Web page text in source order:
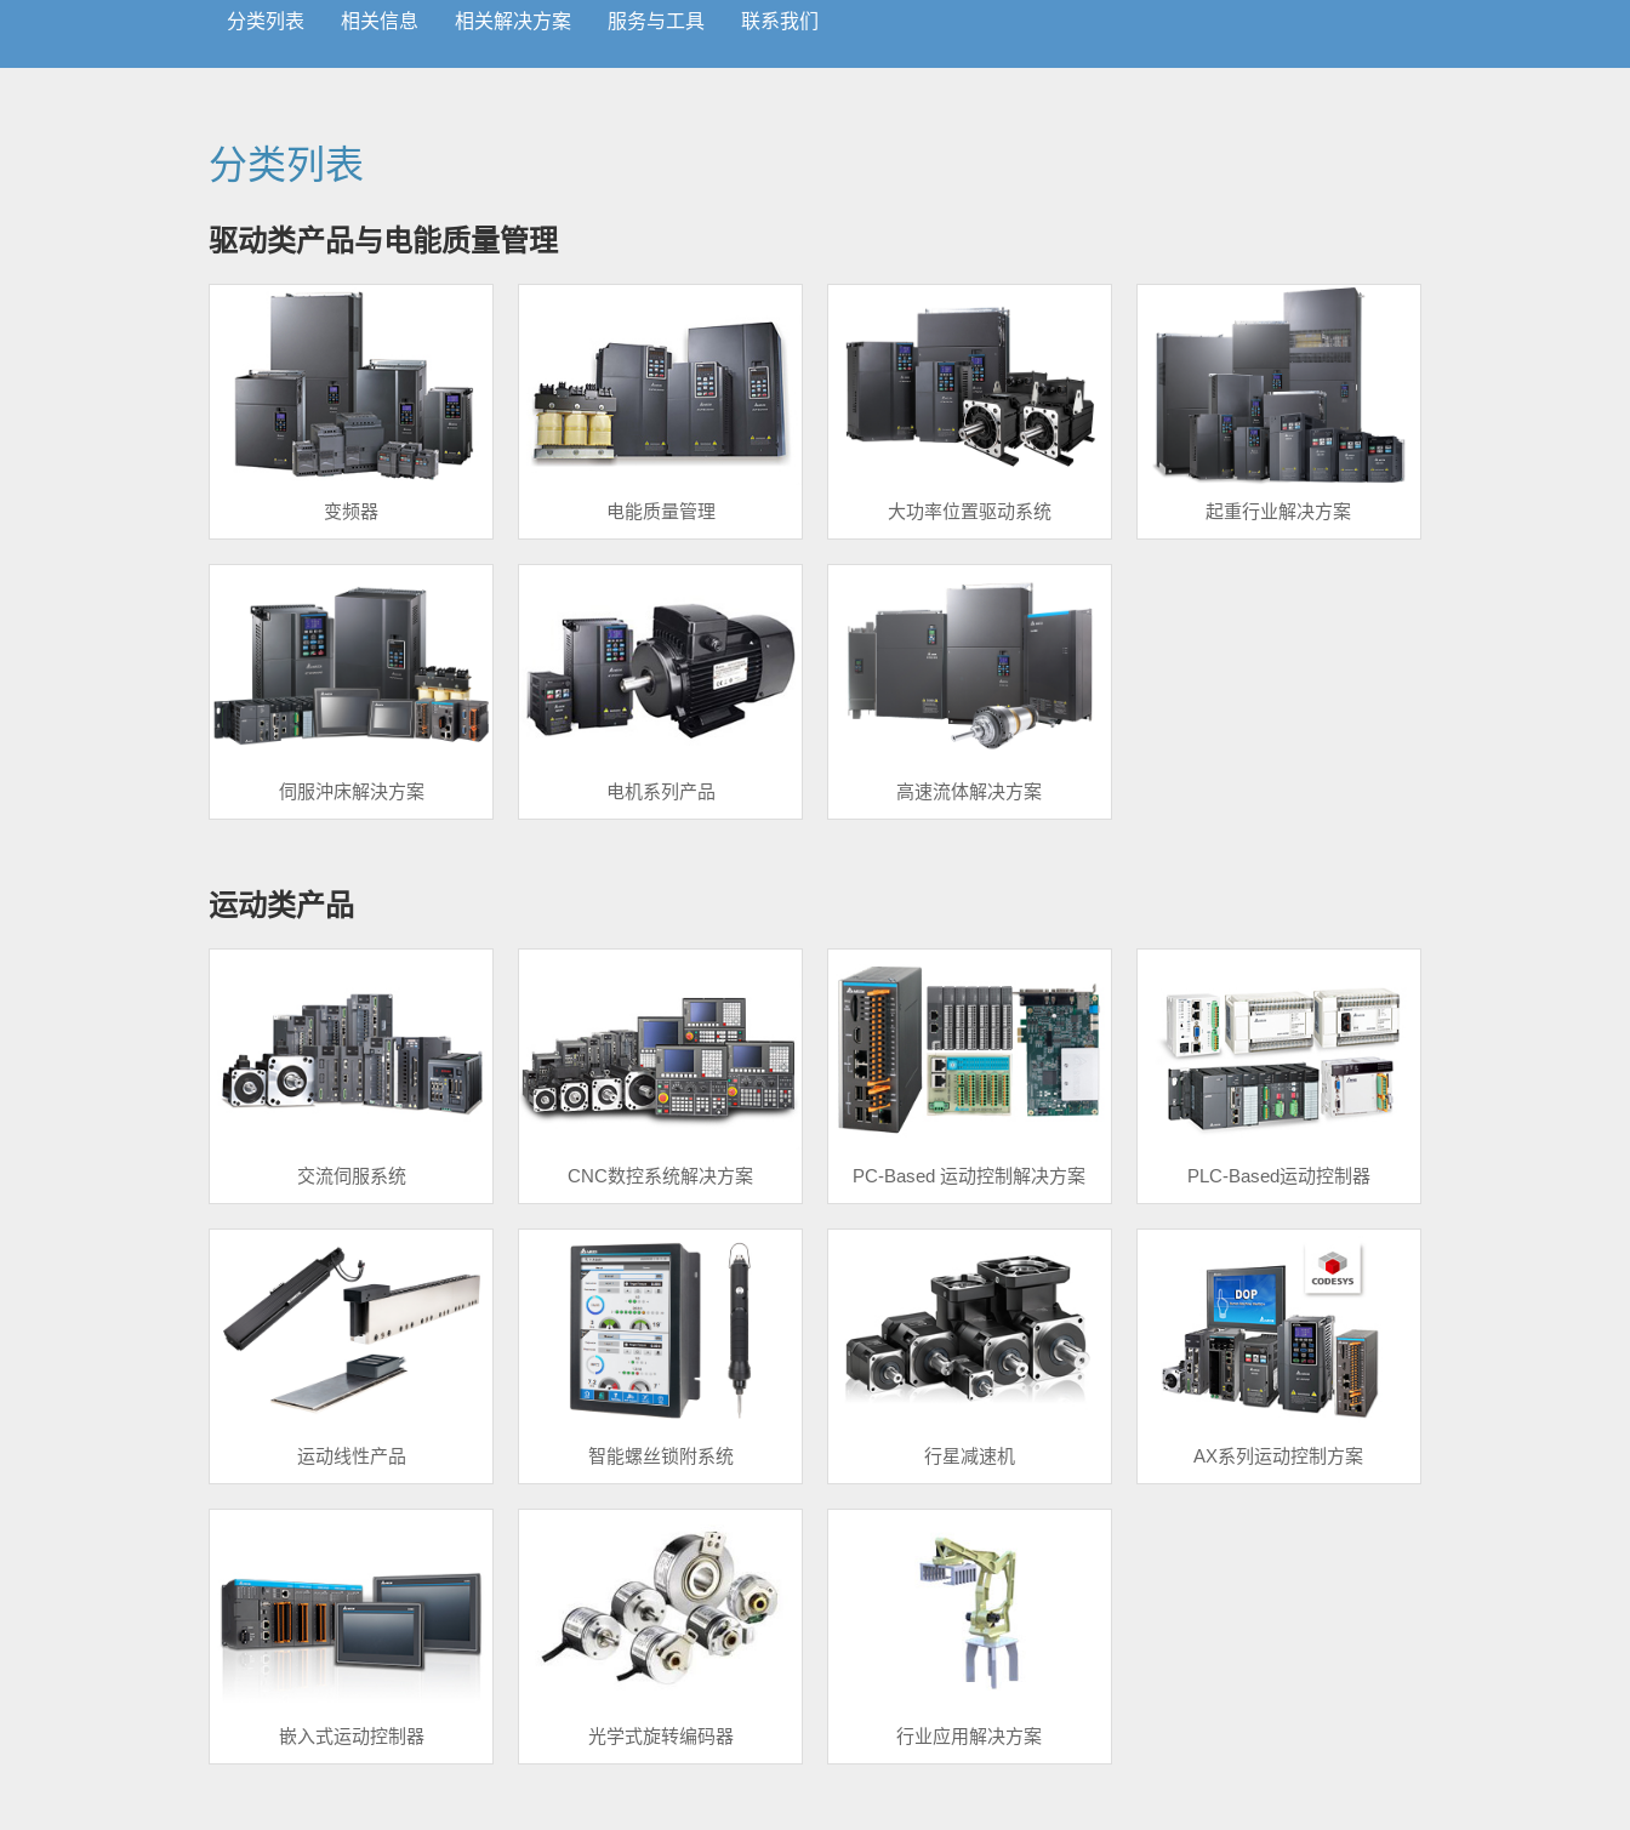
分类列表 相关信息 相关解决方案 服务与工具 联系我们
分类列表
驱动类产品与电能质量管理
变频器 电能质量管理 大功率位置驱动系统 起重行业解决方案
伺服沖床解決方案 电机系列产品 高速流体解决方案
运动类产品
交流伺服系统 CNC数控系统解决方案 PC-Based 运动控制解决方案 PLC-Based运动控制器
运动线性产品 智能螺丝锁附系统 行星减速机 AX系列运动控制方案
嵌入式运动控制器 光学式旋转编码器 行业应用解决方案